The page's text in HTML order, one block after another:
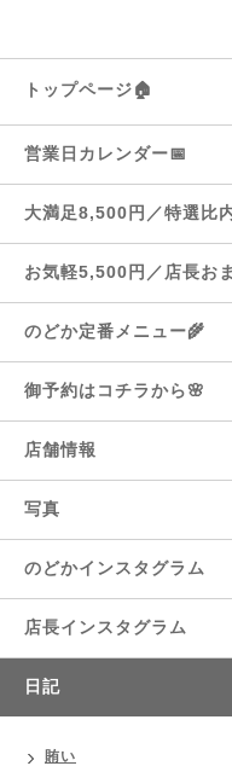
トップページ🏠
営業日カレンダー📅
大満足8,500円／特選比
お気軽5,500円／店長お
のどか定番メニュー🌾
御予約はコチラから🌸
店舗情報
写真
のどかインスタグラム
店長インスタグラム
日記
賄い